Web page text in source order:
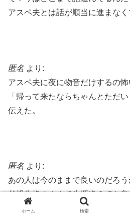
アスペ夫とは話が順当に進まな
匿名 より:
アスペ夫に夜に物音だけするの怖
「帰って来たならちゃんとただ
伝えた。
匿名 より:
あの人は今のままで良いのだろう
父親失格のままで生涯終えても
ホーム 検索